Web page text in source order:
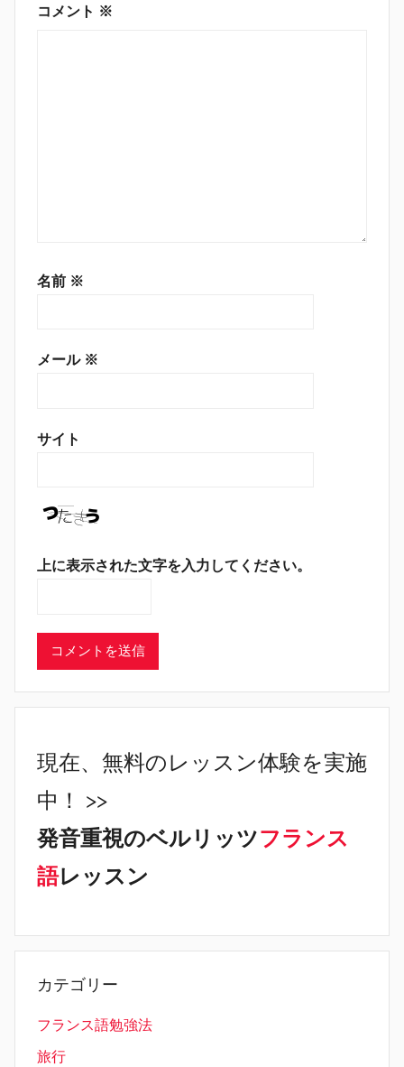
コメント ※
名前 ※
メール ※
サイト
上に表示された文字を入力してください。
現在、無料のレッスン体験を実施
中！ >>
発音重視のベルリッツフランス
語レッスン
カテゴリー
フランス語勉強法
旅行